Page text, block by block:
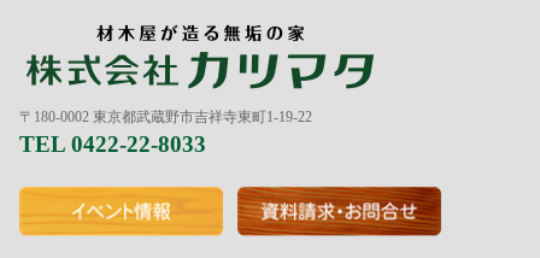
〒180-0002 東京都武蔵野市吉祥寺東町1-19-22
TEL 0422-22-8033